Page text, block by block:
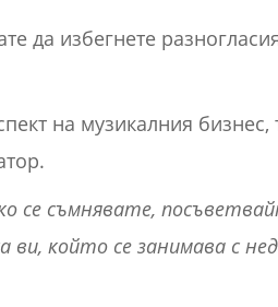
да избегнете
на музикалния бизнес,
се съмнявате,
ви, който се занимава с